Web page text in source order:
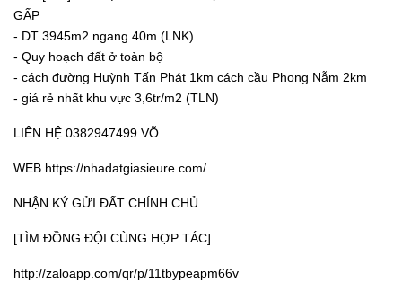
GẤP
- DT 3945m2 ngang 40m (LNK)
- Quy hoạch đất ở toàn bộ
- cách đường Huỳnh Tấn Phát 1km cách cầu Phong Nẫm 2km
- giá rẻ nhất khu vực 3,6tr/m2 (TLN)
LIÊN HỆ 0382947499 VÕ
WEB https://nhadatgiasieure.com/
NHẬN KÝ GỬI ĐẤT CHÍNH CHỦ
[TÌM ĐỒNG ĐỘI CÙNG HỢP TÁC]
http://zaloapp.com/qr/p/11tbypeapm66v